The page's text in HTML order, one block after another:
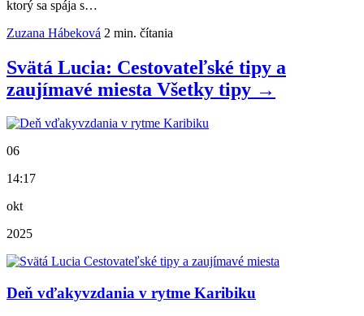
ktorý sa spája s…
Zuzana Hábeková 2 min. čítania
Svätá Lucia: Cestovateľské tipy a
zaujímavé miesta Všetky tipy →
06
14:17
okt
2025
Deň vďakyvzdania v rytme Karibiku